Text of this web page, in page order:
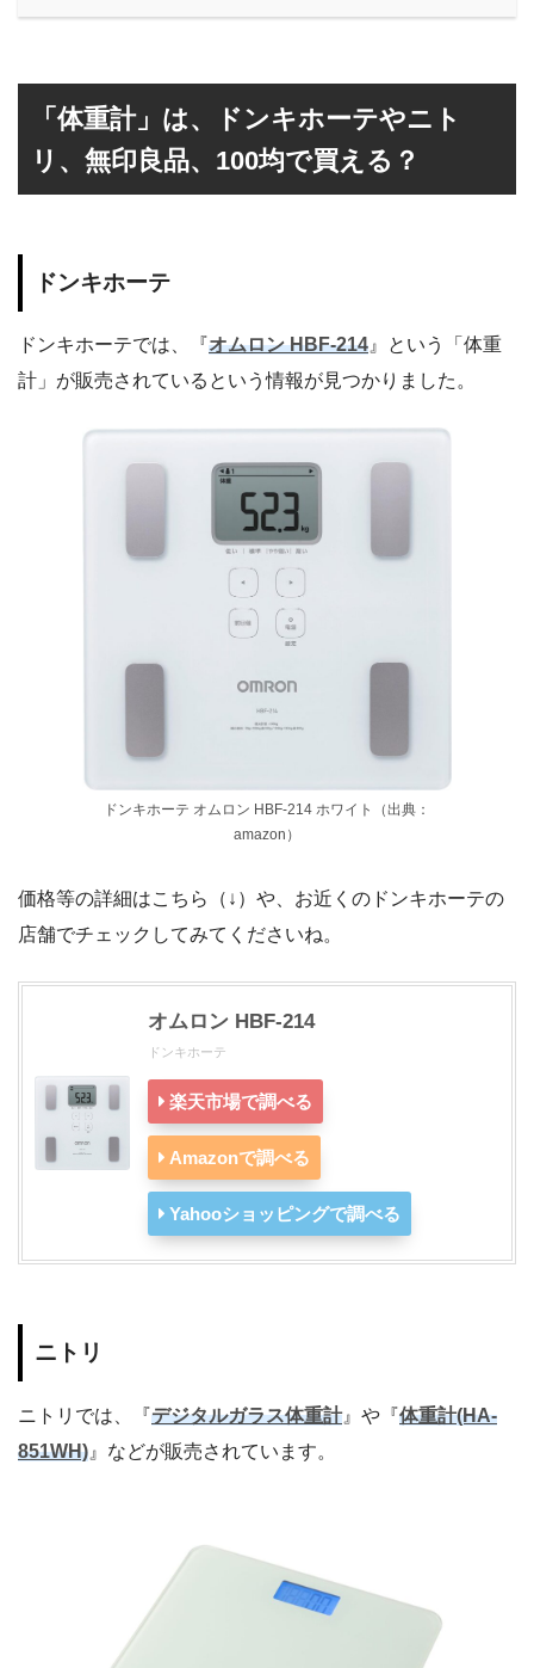
「体重計」は、ドンキホーテやニト
リ、無印良品、100均で買える？
ドンキホーテ
ドンキホーテでは、『オムロン HBF-214 』という「体重
計」が販売されているという情報が見つかりました。
ドンキホーテ オムロン HBF-214 ホワイト（出典：
amazon）
価格等の詳細はこちら（↓）や、お近くのドンキホーテの
店舗でチェックしてみてくださいね。
オムロン HBF-214
ドンキホーテ
楽天市場で調べる
Amazonで調べる
Yahooショッピングで調べる
ニトリ
ニトリでは、『デジタルガラス体重計』や『体重計(HA-
851WH) 』などが販売されています。